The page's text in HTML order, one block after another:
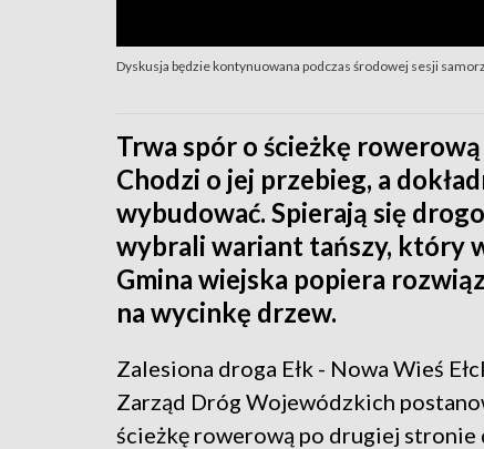
Dyskusja będzie kontynuowana podczas środowej sesji
Trwa spór o ścieżkę rowerową
Chodzi o jej przebieg, a
wybudować. Spierają się
wybrali wariant tańszy, który
Gmina wiejska popiera
na wycinkę drzew.
Zalesiona droga Ełk - Nowa Wieś
Zarząd Dróg Wojewódzkich
ścieżkę rowerową po drugiej stronie